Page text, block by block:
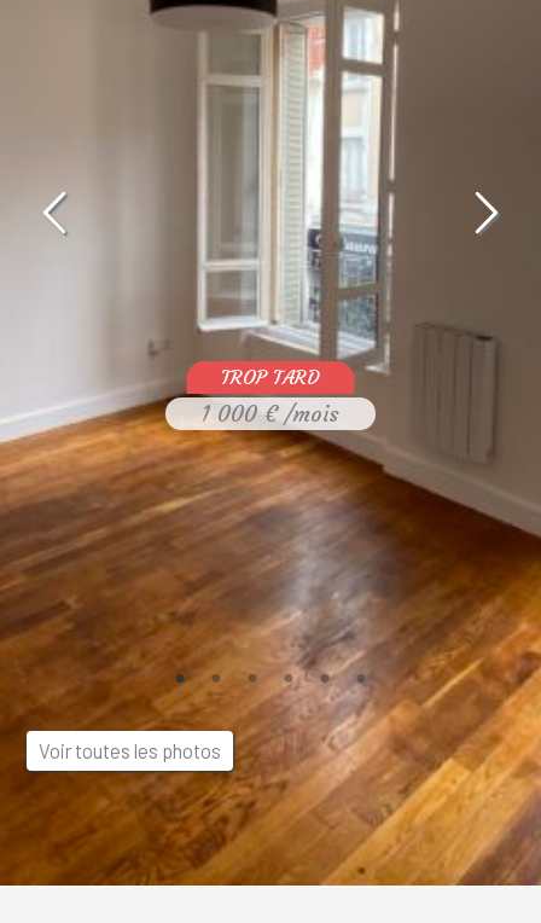
1 000 € /mois
Voir toutes les photos